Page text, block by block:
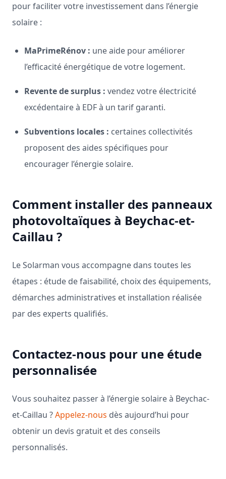
pour faciliter votre investissement dans l’énergie
solaire :
MaPrimeRénov : une aide pour améliorer
l’efficacité énergétique de votre logement.
Revente de surplus : vendez votre électricité
excédentaire à EDF à un tarif garanti.
Subventions locales : certaines collectivités
proposent des aides spécifiques pour
encourager l’énergie solaire.
Comment installer des panneaux
photovoltaïques à Beychac-et-
Caillau ?
Le Solarman vous accompagne dans toutes les
étapes : étude de faisabilité, choix des équipements,
démarches administratives et installation réalisée
par des experts qualifiés.
Contactez-nous pour une étude
personnalisée
Vous souhaitez passer à l’énergie solaire à Beychac-
et-Caillau ?Appelez-nous dès aujourd’hui pour
obtenir un devis gratuit et des conseils
personnalisés.